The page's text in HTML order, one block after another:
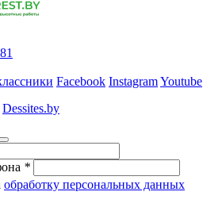
Facebook InstagramYoutube
Dessites.by
*
обработку персональных данных